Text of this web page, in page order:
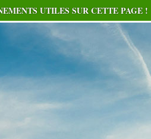
UTILES SUR CETTE PAGE !